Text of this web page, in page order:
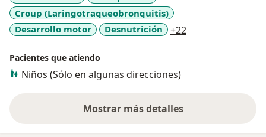
Croup (Laringotraqueobronquitis)
Desarrollo motor
Desnutrición +22
Pacientes que atiendo
Niños (Sólo en algunas direcciones)
Mostrar más detalles
sobre la experiencia